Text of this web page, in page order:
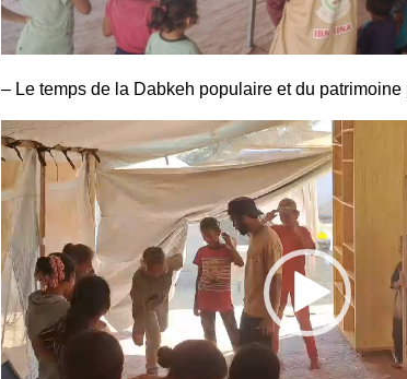
– Le temps de la Dabkeh populaire et du patrimoine
Lecteur
vidéo